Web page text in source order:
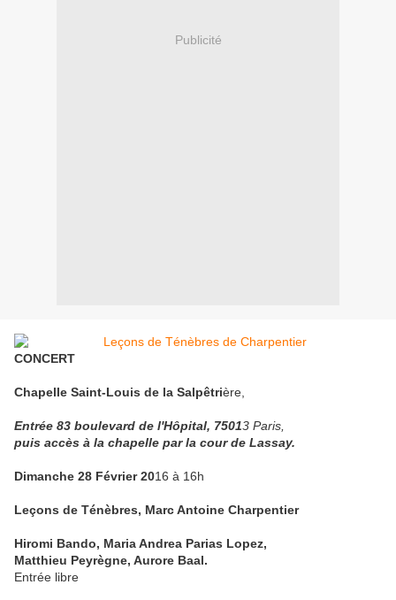
Publicité
CONCERT
Chapelle Saint-Louis de la Salpêtrière,
Entrée 83 boulevard de l'Hôpital, 75013 Paris,
puis accès à la chapelle par la cour de Lassay.
Dimanche 28 Février 2016 à 16h
Leçons de Ténèbres, Marc Antoine Charpentier
Hiromi Bando, Maria Andrea Parias Lopez,
Matthieu Peyrègne, Aurore Baal.
Entrée libre